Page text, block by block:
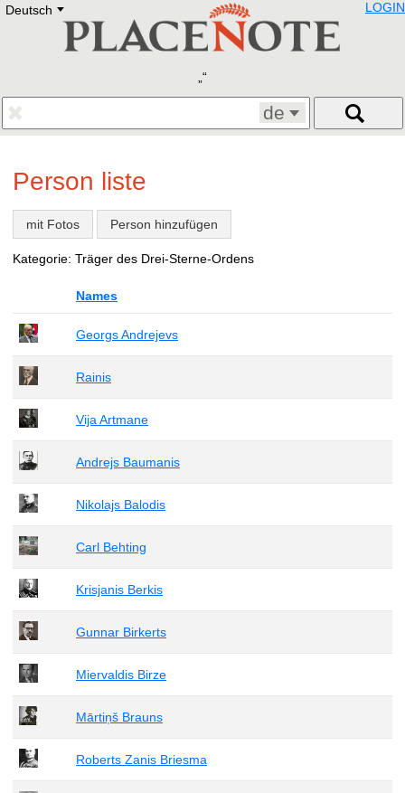
Deutsch E
Deutsch
Francais
Polski
Eestikeelne
LOGIN
de
Person liste
mit Fotos Person hinzufügen
Kategorie: Träger des Drei-Sterne-Ordens
Names
Georgs Andrejevs
Rainis
Vija Artmane
Andrejs Baumanis
Nikolajs Balodis
Carl Behting
Krisjanis Berkis
Gunnar Birkerts
Miervaldis Birze
Mārtiņš Brauns
Roberts Zanis Briesma